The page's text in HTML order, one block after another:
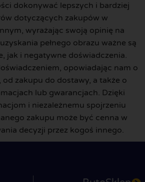
dokonywać lepszych i bardziej
dotyczących zakupów w
wyrażając swoją opinię na
pełnego obrazu ważne są
jak i negatywne doświadczenia.
opowiadając nam o
zakupu do dostawy, a także o
lub gwarancjach. Dzięki
i niezależnemu spojrzeniu
zakupu może być cenna w
decyzji przez kogoś innego.